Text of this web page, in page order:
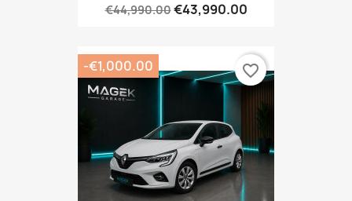
€44,990.00€43,990.00
-€1,000.00 favorite_border